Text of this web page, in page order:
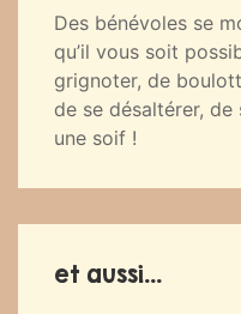
Des bénévoles se
qu’il vous soit
grignoter, de
de se désaltérer, de
une soif !
et aussi...